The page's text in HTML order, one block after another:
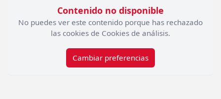
Contenido no disponible
No puedes ver este contenido porque has rechazado
las cookies de Cookies de análisis.
Cambiar preferencias